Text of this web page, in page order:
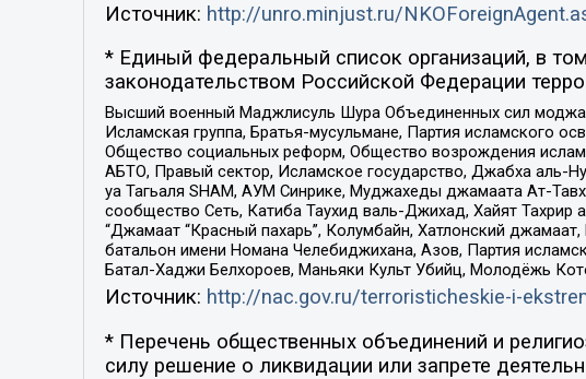
Источник: http://unro.minjust.ru/
* Единый федеральный список организаций, в
законодательством Российской Федерации
Высший военный Маджлисуль Шура Объединенных сил
Исламская группа, Братья-мусульмане, Партия исламского
Общество социальных реформ, Общество возрождения
АБТО, Правый сектор, Исламское государство, Джабха аль-
уа Тагьаля SHAM, АУМ Синрике, Муджахеды джамаата Ат-
сообщество Сеть, Катиба Таухид валь-Джихад, Хайят
“Джамаат “Красный пахарь”, Колумбайн, Хатлонский
батальон имени Номана Челебиджихана, Азов, Партия
Батал-Хаджи Белхороев, Маньяки Культ Убийц, Молодёжь
Источник: http://nac.gov.ru/terroristicheskie-i-
* Перечень общественных объединений и
силу решение о ликвидации или запрете